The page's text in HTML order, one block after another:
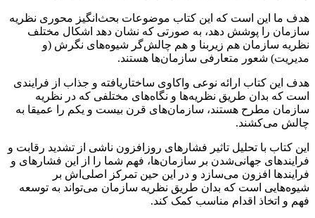
هدف ما این است که این کتاب موضوعات بحث‌انگیز محوری نظریه
سازمان را پوشش دهد، به صورتی که نشان دهد اشکال مختلف
نظریه سازمان هم زیربنا و هم چالش‌گر شیوه‌های نگرش (و
مدیریت) شعور متعارفی سازمان‌ها هستند.
هدف این کتاب ارائه نوعی واکاوی ساختاریافته و جذاب از فرایندی
است که بدان طریق نظریه‌ها و نگاه‌های مختلفی که در نظریه
سازمان مطرح هستند، سازمان‌های قرن بیست و یکم را عمیقا به
چالش می‌کشند.
این کتاب با تحلیل تاثیر فشارهای روزافزون ناشی از تشدید رقابت و
فرایندهای جهانی‌شدن بر سازمان‌ها، فهم شما را از این فشارهای و
فرایندها افزون می‌سازد و در این حین تمرکز اصلی‌اش بر
شیوه‌هایی است که بدان طریق نظریه سازمان می‌تواند به توسعه
فهم و اتخاذ اقدام مناسب کمک کند.